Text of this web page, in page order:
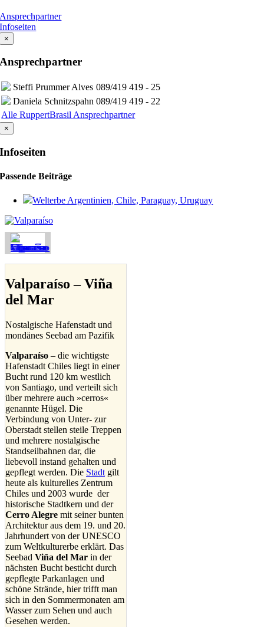
Ansprechpartner
Infoseiten
×
Ansprechpartner
Steffi Prummer Alves 089/419 419 - 25
Daniela Schnitzspahn 089/419 419 - 22
Alle RuppertBrasil Ansprechpartner
×
Infoseiten
Passende Beiträge
Welterbe Argentinien, Chile, Paraguay, Uruguay
Valparaíso – Viña
del Mar
Nostalgische Hafenstadt und
mondänes Seebad am Pazifik
Valparaíso – die wichtigste
Hafenstadt Chiles liegt in einer
Bucht rund 120 km westlich
von Santiago, und verteilt sich
über mehrere auch »cerros«
genannte Hügel. Die
Verbindung von Unter- zur
Oberstadt stellen steile Treppen
und mehrere nostalgische
Standseilbahnen dar, die
liebevoll instand gehalten und
gepflegt werden. Die Stadt gilt
heute als kulturelles Zentrum
Chiles und 2003 wurde der
historische Stadtkern und der
Cerro Alegre mit seiner bunten
Architektur aus dem 19. und 20.
Jahrhundert von der UNESCO
zum Weltkulturerbe erklärt. Das
Seebad Viña del Mar in der
nächsten Bucht besticht durch
gepflegte Parkanlagen und
schöne Strände, hier trifft man
sich in den Sommermonaten am
Wasser zum Sehen und auch
Gesehen werden.